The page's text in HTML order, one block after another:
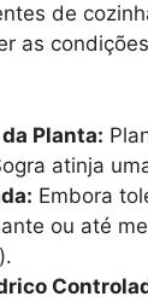
de
as
Planta:
atinja
Embora
ou até